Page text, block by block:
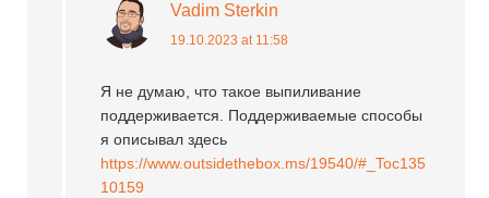
Vadim Sterkin
19.10.2023 at 11:58
Я не думаю, что такое выпиливание
поддерживается. Поддерживаемые способы
я описывал здесь
https://www.outsidethebox.ms/19540/#_Toc135
10159